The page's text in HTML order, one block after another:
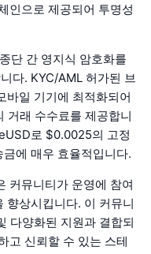
인으로 제공되어 투명성
단 간 영지식 암호화를
다. KYC/AML 허가된 브
바일 기기에 최적화되어
거래 수수료를 제공합니
로 $0.0025의 고정
에 매우 효율적입니다.
커뮤니티가 운영에 참여
향상시킵니다. 이 커뮤니
다양화된 지원과 결합되
고 신뢰할 수 있는 스테